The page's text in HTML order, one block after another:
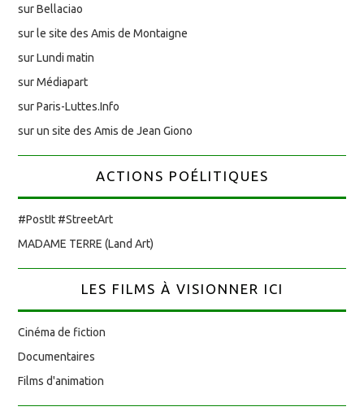
sur Bellaciao
sur le site des Amis de Montaigne
sur Lundi matin
sur Médiapart
sur Paris-Luttes.Info
sur un site des Amis de Jean Giono
ACTIONS POÉLITIQUES
#PostIt #StreetArt
MADAME TERRE (Land Art)
LES FILMS À VISIONNER ICI
Cinéma de fiction
Documentaires
Films d'animation